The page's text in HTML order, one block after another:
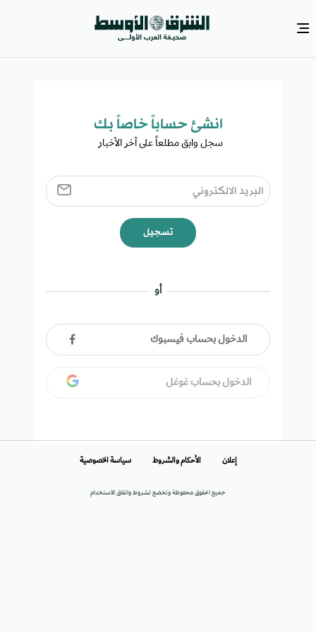
انشئ حساباً خاصاً بك​
سجل وابق مطلعاً على آخر الأخبار ​
تسجيل
أو
الدخول بحساب فيسبوك
الدخول بحساب غوغل
جميع الحقوق محفوظة وتخضع لشروط واتفاق الاستخدام
إعلان الأحكام والشروط سياسة الخصوصية